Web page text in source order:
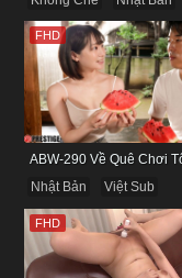
Nhật Bản
Việt Sub
FHD
FHD